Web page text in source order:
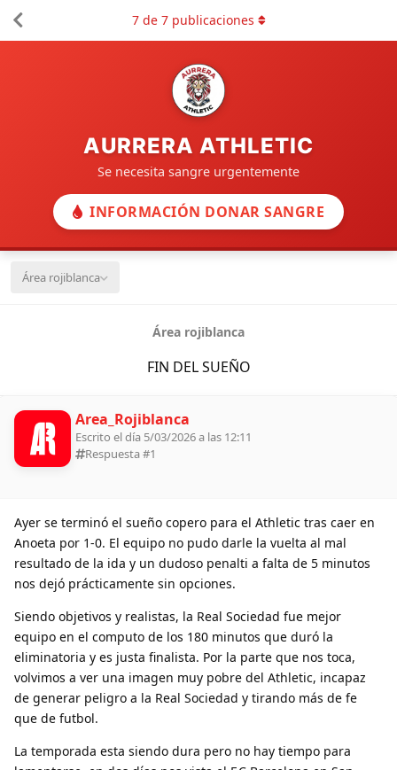
AURRERA ATHLETIC
Se necesita sangre urgentemente
INFORMACIÓN DONAR SANGRE
Área rojiblanca
Área rojiblanca
FIN DEL SUEÑO
7de 7publicaciones
Area_Rojiblanca
Escrito el día 5/03/2026 a las 12:11
Respuesta #1
Ayer se terminó el sueño copero para el Athletic tras caer en
Anoeta por 1-0. El equipo no pudo darle la vuelta al mal
resultado de la ida y un dudoso penalti a falta de 5 minutos
nos dejó prácticamente sin opciones.
Siendo objetivos y realistas, la Real Sociedad fue mejor
equipo en el computo de los 180 minutos que duró la
eliminatoria y es justa finalista. Por la parte que nos toca,
volvimos a ver una imagen muy pobre del Athletic, incapaz
de generar peligro a la Real Sociedad y tirando más de fe
que de futbol.
La temporada esta siendo dura pero no hay tiempo para